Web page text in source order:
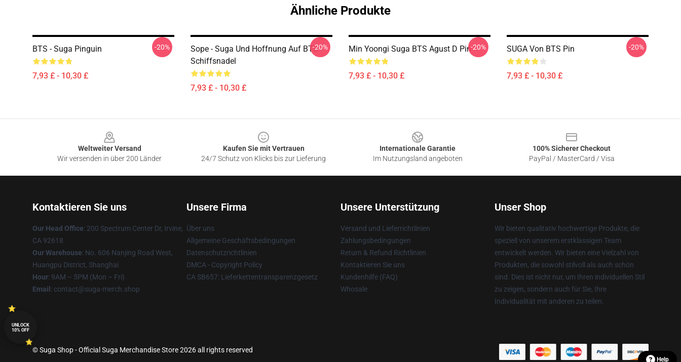
Ähnliche Produkte
BTS - Suga Pinguin
7,93 £ - 10,30 £
-20%
Sope - Suga Und Hoffnung Auf BTS
Schiffsnadel
7,93 £ - 10,30 £
-20% Min Yoongi Suga BTS Agust D Pin
7,93 £ - 10,30 £
-20% SUGA Von BTS Pin
7,93 £ - 10,30 £
-20%
Weltweiter Versand
Wir versenden in über 200 Länder
Kaufen Sie mit Vertrauen
24/7 Schutz von Klicks bis zur Lieferung
Internationale Garantie
Im Nutzungsland angeboten
100% Sicherer Checkout
PayPal / MasterCard / Visa
Kontaktieren Sie uns
Our Head Office: 200 Spectrum Center Dr, Irvine,
CA 92618
Our Warehouse: No. 606 Nanjing Road West,
Huangpu District, Shanghai
Hour: 9AM – 5PM (Mon – Fri)
Email : contact@suga-merch.shop
Unsere Firma
Über uns
Allgemeine Geschäftsbedingungen
Datenschutzrichtlinien
DMCA - Copyright Policy
CA SB657: Lieferkettentransparenzgesetz
Unsere Unterstützung
Versand und Lieferrichtlinien
Zahlungsbedingungen
Return & Refund Richtlinien
Kontaktieren Sie uns
Kundenhilfe (FAQ)
Whosale
Unser Shop
Wir bieten qualitativ hochwertige Produkte, die
speziell von unserem erstklassigen Team
entwickelt werden. Wir bieten eine Vielzahl von
Produkten, die sowohl stilvoll als auch schön
sind. Dies ist nicht nur, um Ihren individuellen Stil
zu zeigen, sondern auch für Sie, Ihre
Individualität mit anderen zu teilen.
© Suga Shop - Official Suga Merchandise Store 2026 all rights reserved
Help
UNLOCK
10% OFF